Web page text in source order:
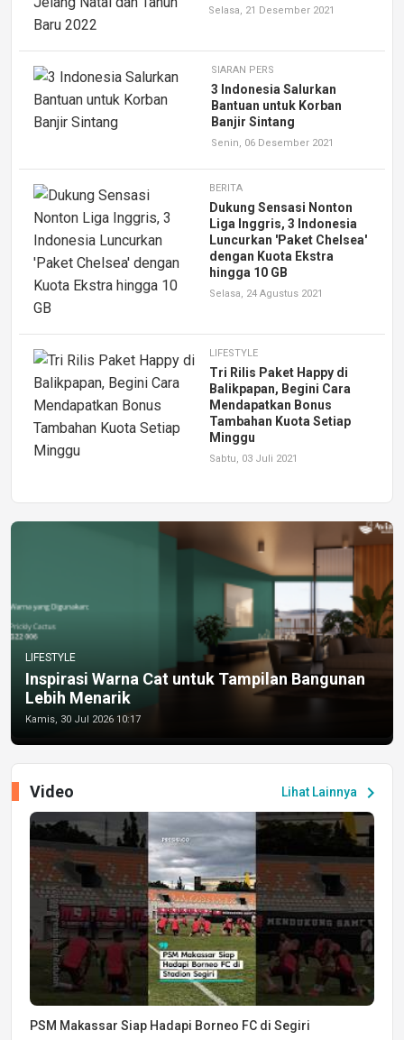
Selasa, 21 Desember 2021
SIARAN PERS
3 Indonesia Salurkan
Bantuan untuk Korban
Banjir Sintang
Senin, 06 Desember 2021
BERITA
Dukung Sensasi Nonton
Liga Inggris, 3 Indonesia
Luncurkan 'Paket Chelsea'
dengan Kuota Ekstra
hingga 10 GB
Selasa, 24 Agustus 2021
LIFESTYLE
Tri Rilis Paket Happy di
Balikpapan, Begini Cara
Mendapatkan Bonus
Tambahan Kuota Setiap
Minggu
Sabtu, 03 Juli 2021
LIFESTYLE
Inspirasi Warna Cat untuk Tampilan Bangunan
Lebih Menarik
Kamis, 30 Jul 2026 10:17
Lihat Lainnya chevron_right
Video
PSM Makassar Siap Hadapi Borneo FC di Segiri